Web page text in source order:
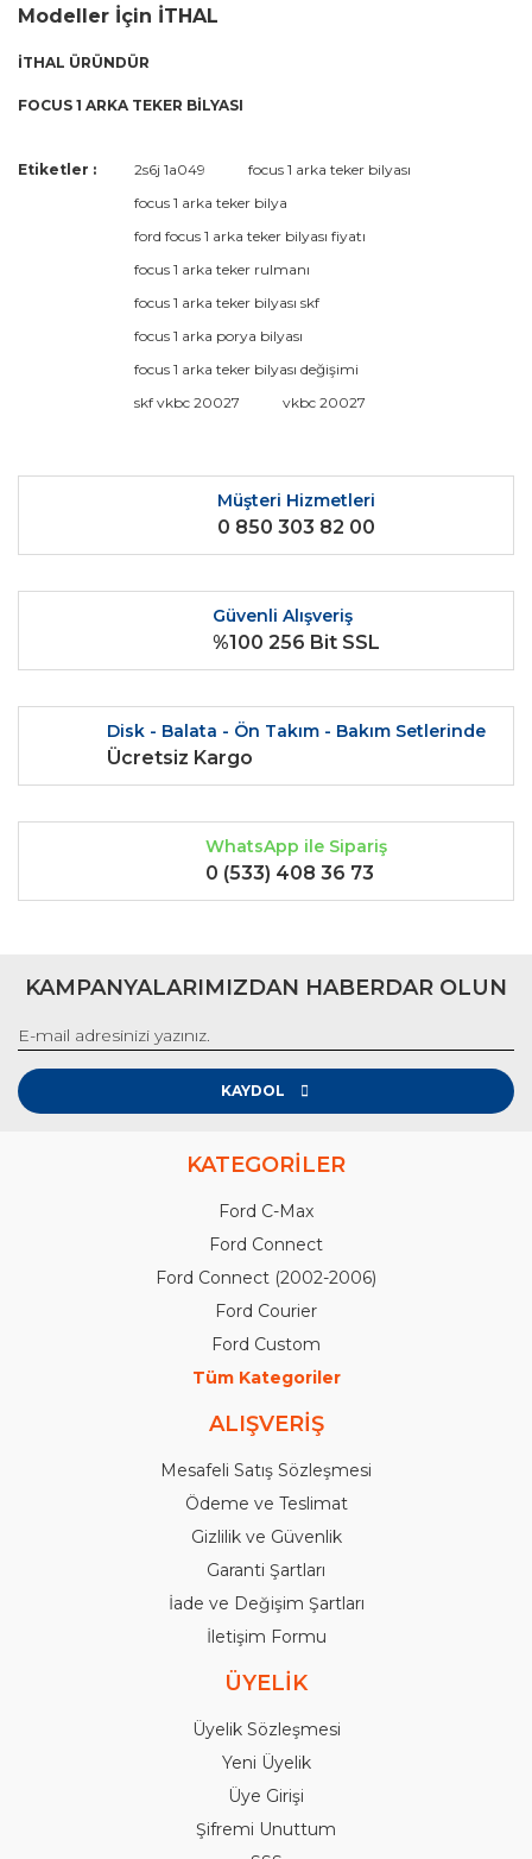
Modeller İçin İTHAL
İTHAL ÜRÜNDÜR
FOCUS 1 ARKA TEKER BİLYASI
Bu ürüne ilk yorumu siz yapın!
Yorum Yaz
Bu ürünün fiyat bilgisi, resim, ürün açıklamalarında ve diğer
kullanarak tarafımıza iletebilirsiniz.
Görüş ve önerileriniz için teşekkür ederiz.
Etiketler : 2s6j 1a049
focus 1 arka teker bilyası
focus 1 arka teker bilya
ford focus 1 arka teker bilyası fiyatı
focus 1 arka teker rulmanı
focus 1 arka teker bilyası skf
focus 1 arka porya bilyası
focus 1 arka teker bilyası değişimi
skf vkbc 20027
vkbc 20027
Müşteri Hizmetleri
0 850 303 82 00
Güvenli Alışveriş
%100 256 Bit SSL
Disk - Balata - Ön Takım - Bakım Setlerinde
Ücretsiz Kargo
WhatsApp ile Sipariş
0 (533) 408 36 73
KAMPANYALARIMIZDAN HABERDAR OLUN
KAYDOL
KATEGORİLER
Ford C-Max
Ford Connect
Ford Connect (2002-2006)
Ford Courier
Ford Custom
Tüm Kategoriler
ALIŞVERİŞ
Mesafeli Satış Sözleşmesi
Ödeme ve Teslimat
Gizlilik ve Güvenlik
Garanti Şartları
İade ve Değişim Şartları
İletişim Formu
ÜYELİK
Üyelik Sözleşmesi
Yeni Üyelik
Üye Girişi
Şifremi Unuttum